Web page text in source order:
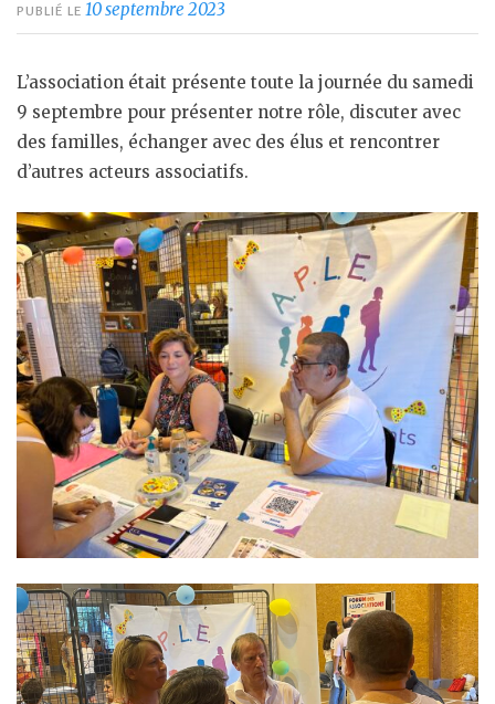
PUBLIÉ LE 10 septembre 2023
L’association était présente toute la journée du samedi
9 septembre pour présenter notre rôle, discuter avec
des familles, échanger avec des élus et rencontrer
d’autres acteurs associatifs.